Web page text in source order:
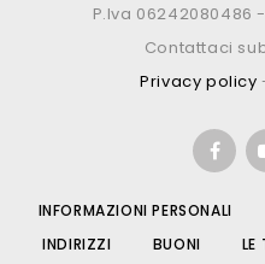
P.Iva 06242080486
Contattaci
Privacy policy
INFORMAZIONI PERSONALI
INDIRIZZI
BUONI LE